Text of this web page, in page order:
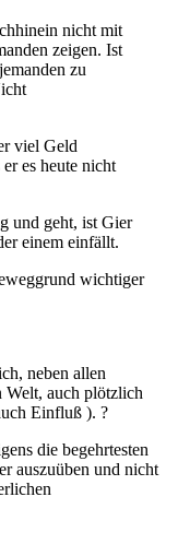
nicht mit
zeigen. Ist
zu
viel Geld
es heute nicht
und geht, ist Gier
einem einfällt.
wichtiger
neben allen
Welt, auch plötzlich
Einfluß ). ?
die begehrtesten
auszuüben und nicht